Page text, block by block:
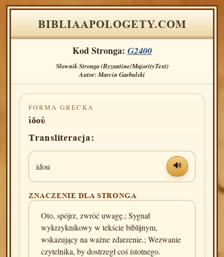
BIBLIAAPOLOGETY.COM
Kod Stronga: G2400
Słownik Stronga (Byzantine/MajorityText)
Autor: Marcin Garbulski
FORMA GRECKA
ἰδού
Transliteracja:
idou 🔊
ZNACZENIE DLA STRONGA
Oto, spójrz, zwróć uwagę.; Sygnał
wykrzyknikowy w tekście biblijnym,
wskazujący na ważne zdarzenie.; Wezwanie
czytelnika, by dostrzegł coś istotnego.